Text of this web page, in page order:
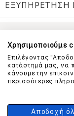
ΕΞΥΠΗΡΕΤΗΣΗ
Χρησιμοποιούμε
Επιλέγοντας
κατάστημά μας, να
κάνουμε την
περισσότερες
Αποδοχή